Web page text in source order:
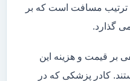
مسافت است که بر
گذارد.
بر قیمت و هزینه این
کادر پزشکی که در